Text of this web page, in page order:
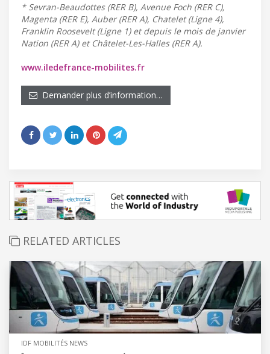
* Sevran-Beaudottes (RER B), Avenue Foch (RER C),
Magenta (RER E), Auber (RER A), Chatelet (Ligne 4),
Franklin Roosevelt (Ligne 1) et depuis le mois de janvier
Nation (RER A) et Châtelet-Les-Halles (RER A).
www.iledefrance-mobilites.fr
Demander plus d’information…
RELATED ARTICLES
IDF MOBILITÉS NEWS